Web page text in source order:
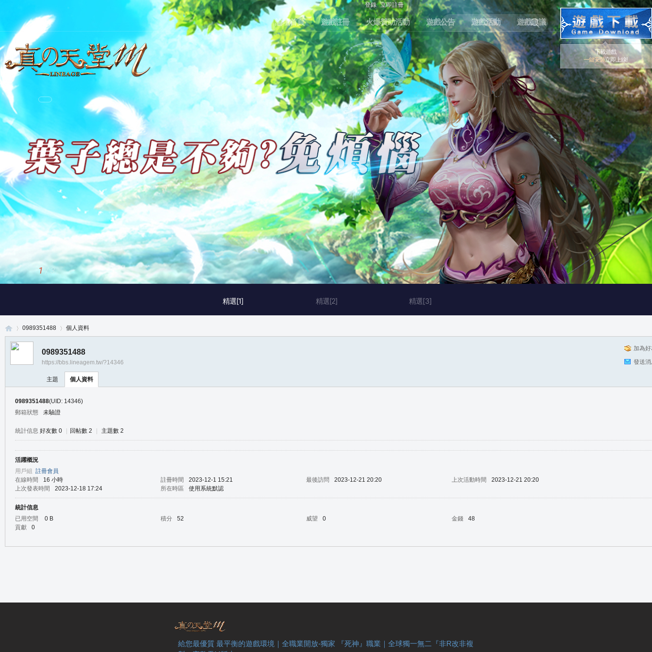
登錄 立即註冊
論壇首頁 遊戲註冊 火爆贊助活動 遊戲公告 遊戲活動 遊戲建議
下載遊戲
一鍵安裝立即上線!
精選[1] 精選[2] 精選[3]
1 / 3
0989351488 個人資料
加為
發送
0989351488
https://bbs.lineagem.tw/?14346
主題 個人資料
0989351488(UID: 14346)
郵箱狀態
未驗證
統計信息 好友數 0 回帖數 2 主題數 2
活躍概況
用戶組 註冊會員
在線時間
16 小時 註冊時間 2023-12-1 15:21 最後訪問 2023-12-21 20:20 上次活動時間
2023-12-21 20:20
上次發表時間
2023-12-18 17:24 所在時區 使用系統默認
統計信息
已用空間
0 B 積分 52 威望 0 金錢
48
貢獻
0
給您最優質 最平衡的遊戲環境｜全職業開放-獨家 『死神』職業｜全球獨一無二『非R改非複